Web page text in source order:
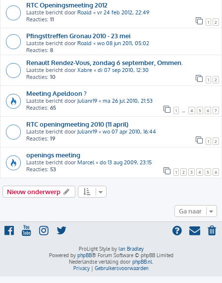
RTC Openingsmeeting 2012
Laatste bericht door Roald « vr 24 feb 2012, 22:49
Reacties: 11 1 2
Pfingsttreffen Gronau 2010 - 23 mei
Laatste bericht door Roald « wo 08 jun 2011, 05:02
Reacties: 8
Renault Rendez-Vous, zondag 6 september, Ommen.
Laatste bericht door Xabre « di 07 sep 2010, 12:30
Reacties: 10 1 2
Meeting Apeldoon ?
Laatste bericht door Julianr19 « ma 26 jul 2010, 21:53
Reacties: 65 1 4 5 6 7
RTC openingmeeting 2010 (11 april)
Laatste bericht door Julianr19 « wo 07 apr 2010, 16:44
Reacties: 19 1 2
openings meeting
Laatste bericht door Marcel« do 13 aug 2009, 23:15
Reacties: 53 1 2 3 4 5 6
Nieuw onderwerp
Ga naar
ProLight Style by Ian Bradley
Powered by phpBB® Forum Software © phpBB Limited
Nederlandse vertaling door phpBB.nl
Privacy | Gebruikersvoorwaarden